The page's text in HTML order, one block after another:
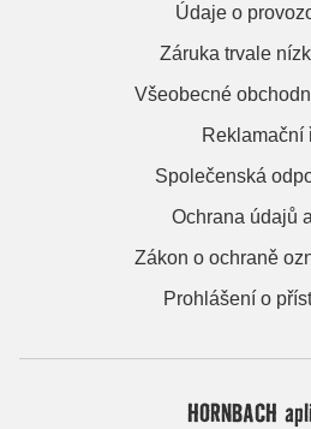
Údaje o
Záruka trvale
Všeobecné
Reklamační
Společenská
Ochrana údajů
Zákon o ochraně
Prohlášení o
HORNBACH